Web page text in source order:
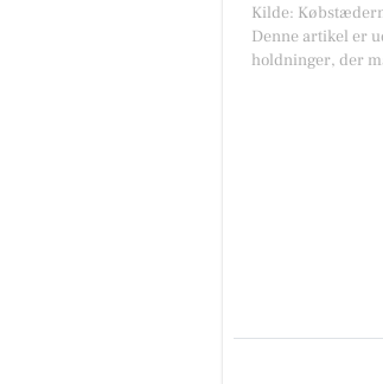
Kilde:
Denne artikel er
holdninger, der